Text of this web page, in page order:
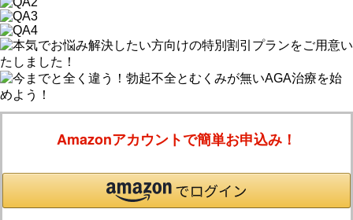
Amazonアカウントで簡単お申込み！